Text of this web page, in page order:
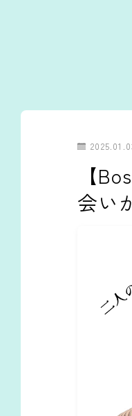
【
会い